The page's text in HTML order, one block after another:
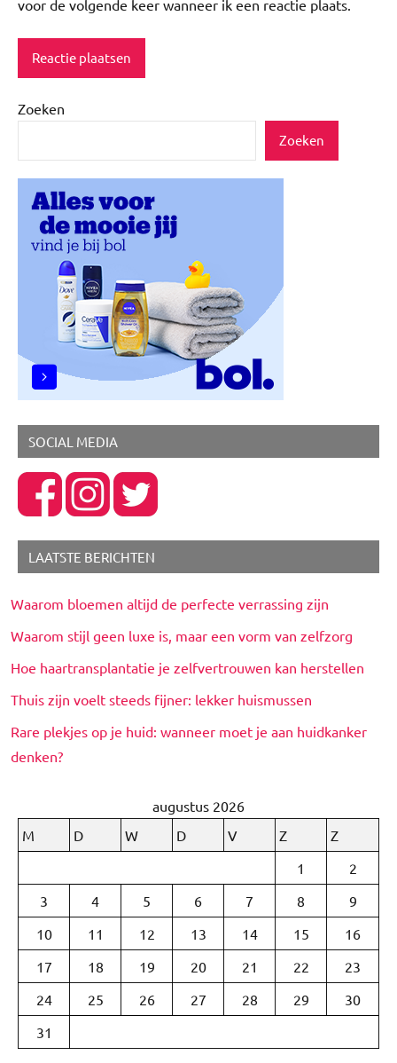
voor de volgende keer wanneer ik een reactie plaats.
Zoeken
Zoeken
SOCIAL MEDIA
LAATSTE BERICHTEN
Waarom bloemen altijd de perfecte verrassing zijn
Waarom stijl geen luxe is, maar een vorm van zelfzorg
Hoe haartransplantatie je zelfvertrouwen kan herstellen
Thuis zijn voelt steeds fijner: lekker huismussen
Rare plekjes op je huid: wanneer moet je aan huidkanker
denken?
augustus 2026
M
D W D V Z
Z
1
2
3
4 5 6 7 8
9
10
11 12 13 14 15
16
17
18 19 20 21 22
23
24
25 26 27 28 29
30
31